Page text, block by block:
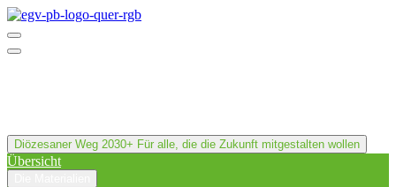
Diözesaner Weg 2030+ Für alle, die die Zukunft mitgestalten wollen
Übersicht